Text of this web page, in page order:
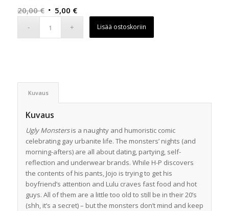
20,00€ Alkuperäinen
5,00 €Nykyinen
Lisää ostoskoriin
Kuvaus
Kuvaus
Ugly Monstersis a naughty and humoristic comic
celebrating gay urbanite life. The monsters’ nights (and
morning-afters) are all about dating, partying, self-
reflection and underwear brands. While H-P discovers
the contents of his pants, Jojo is trying to get his
boyfriend’s attention and Lulu craves fast food and hot
guys. All of them are a little too old to still be in their 20’s
(shh, it’s a secret) – but the monsters don’t mind and keep